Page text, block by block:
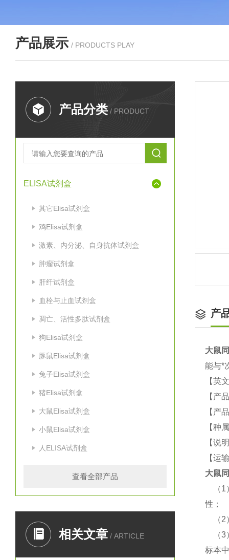
产品展示 / PRODUCTS PLAY
产品分类 / PRODUCT
ELISA试剂盒
其它Elisa试剂盒
鸡Elisa试剂盒
激素、内分泌、自身抗体试剂盒
肿瘤试剂盒
肝纤试剂盒
血栓与止血试剂盒
凋亡、活性多肽试剂盒
狗Elisa试剂盒
豚鼠Elisa试剂盒
兔子Elisa试剂盒
猪Elisa试剂盒
大鼠Elisa试剂盒
小鼠Elisa试剂盒
人ELISA试剂盒
查看全部产品
相关文章 / ARTICLE
产
大鼠
能与*
【英
【产
【产
【种
【说
【运
大鼠
（
性；
（
（
标本